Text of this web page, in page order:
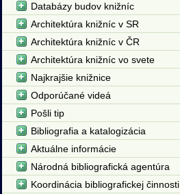
Databázy budov knižníc
Architektúra knižníc v SR
Architektúra knižníc v ČR
Architektúra knižníc vo svete
Najkrajšie knižnice
Odporúčané videá
Pošli tip
Bibliografia a katalogizácia
Aktuálne informácie
Národná bibliografická agentúra
Koordinácia bibliografickej činnosti